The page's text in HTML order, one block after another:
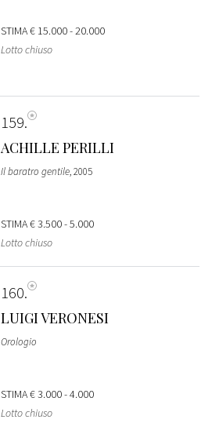
STIMA€ 15.000 - 20.000
Lotto chiuso
159
ACHILLE PERILLI
Il baratro gentile, 2005
STIMA€ 3.500 - 5.000
Lotto chiuso
160
LUIGI VERONESI
Orologio
STIMA€ 3.000 - 4.000
Lotto chiuso